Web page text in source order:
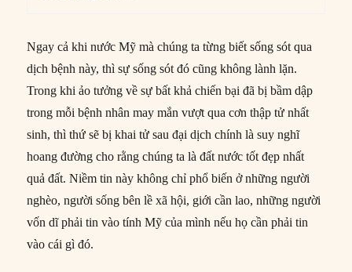
Ngay cả khi nước Mỹ mà chúng ta từng biết sống sót qua
dịch bệnh này, thì sự sống sót đó cũng không lành lặn.
Trong khi ảo tưởng về sự bất khả chiến bại đã bị bầm dập
trong mỗi bệnh nhân may mắn vượt qua cơn thập tử nhất
sinh, thì thứ sẽ bị khai tử sau đại dịch chính là suy nghĩ
hoang đường cho rằng chúng ta là đất nước tốt đẹp nhất
quả đất. Niềm tin này không chỉ phổ biến ở những người
nghèo, người sống bên lề xã hội, giới cần lao, những người
vốn dĩ phải tin vào tính Mỹ của mình nếu họ cần phải tin
vào cái gì đó.